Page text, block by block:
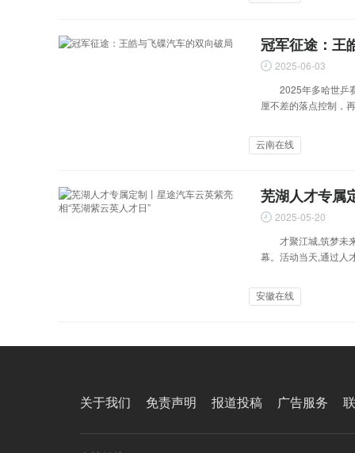
冠军征途：王
2025-06-03
2025年多哈世乒赛
厘不差的落点控制，
云南在线
芜湖人才专属
2025-05-20
才聚江城,筑梦未来
幕。活动当天,通过人
安徽在线
关于我们 免责声明 报道投稿 广告服务